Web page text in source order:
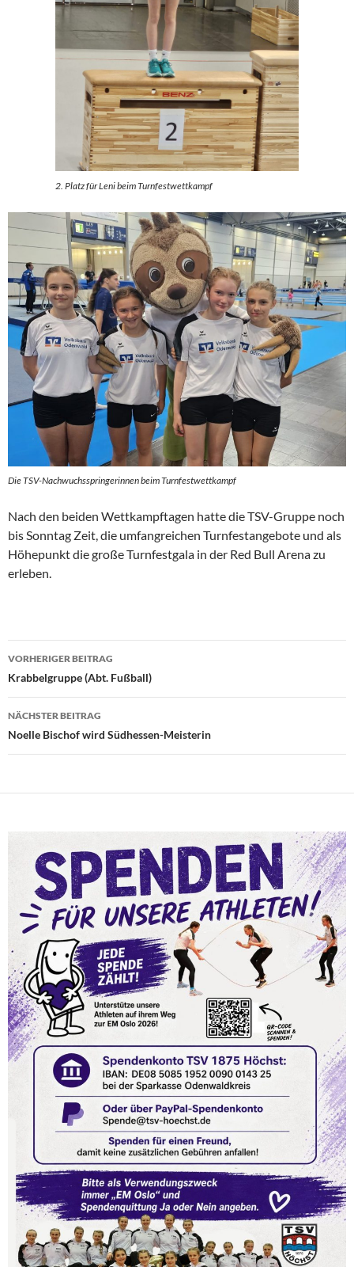
2. Platz für Leni beim Turnfestwettkampf
Die TSV-Nachwuchsspringerinnen beim Turnfestwettkampf
Nach den beiden Wettkampftagen hatte die TSV-Gruppe noch
bis Sonntag Zeit, die umfangreichen Turnfestangebote und als
Höhepunkt die große Turnfestgala in der Red Bull Arena zu
erleben.
Beitragsnavigation
VORHERIGER BEITRAG
Krabbelgruppe (Abt. Fußball)
NÄCHSTER BEITRAG
Noelle Bischof wird Südhessen-Meisterin